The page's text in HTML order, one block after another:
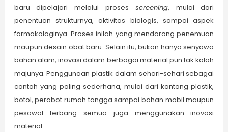
baru dipelajari melalui proses screening, mulai dari
penentuan strukturnya, aktivitas biologis, sampai aspek
farmakologinya. Proses inilah yang mendorong penemuan
maupun desain obat baru. Selain itu, bukan hanya senyawa
bahan alam, inovasi dalam berbagai material pun tak kalah
majunya. Penggunaan plastik dalam sehari-sehari sebagai
contoh yang paling sederhana, mulai dari kantong plastik,
botol, perabot rumah tangga sampai bahan mobil maupun
pesawat terbang semua juga menggunakan inovasi
material.